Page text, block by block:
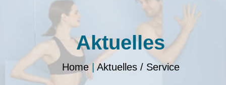
Aktuelles
Home| Aktuelles / Service